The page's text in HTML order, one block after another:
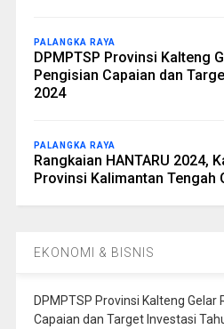
PALANGKA RAYA
DPMPTSP Provinsi Kalteng
Pengisian Capaian dan
2024
PALANGKA RAYA
Rangkaian HANTARU 2024,
Provinsi Kalimantan Tengah
EKONOMI & BISNIS
DPMPTSP Provinsi Kalteng Gelar
Capaian dan Target Investasi